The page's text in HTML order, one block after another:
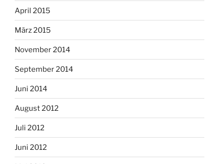
April 2015
März 2015
November 2014
September 2014
Juni 2014
August 2012
Juli 2012
Juni 2012